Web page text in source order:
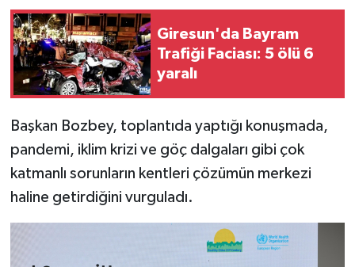
Giresun'da Bayram
Trafiği Faciası: 5 ölü 6
yaralı
Başkan Bozbey, toplantıda yaptığı konuşmada,
pandemi, iklim krizi ve göç dalgaları gibi çok
katmanlı sorunların kentleri çözümün merkezi
haline getirdiğini vurguladı.